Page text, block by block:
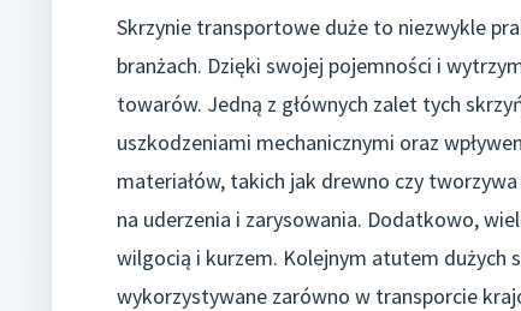
Skrzynie transportowe duże to niezwykle
branżach. Dzięki swojej pojemności i
towarów. Jedną z głównych zalet tych
uszkodzeniami mechanicznymi oraz
materiałów, takich jak drewno czy
na uderzenia i zarysowania. Dodatkowo,
wilgocią i kurzem. Kolejnym atutem dużych
wykorzystywane zarówno w transporcie